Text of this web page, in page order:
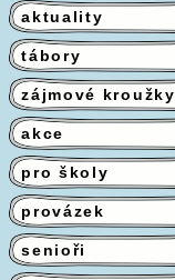
aktuality
tábory
zájmové kroužky
akce
pro školy
provázek
senioři